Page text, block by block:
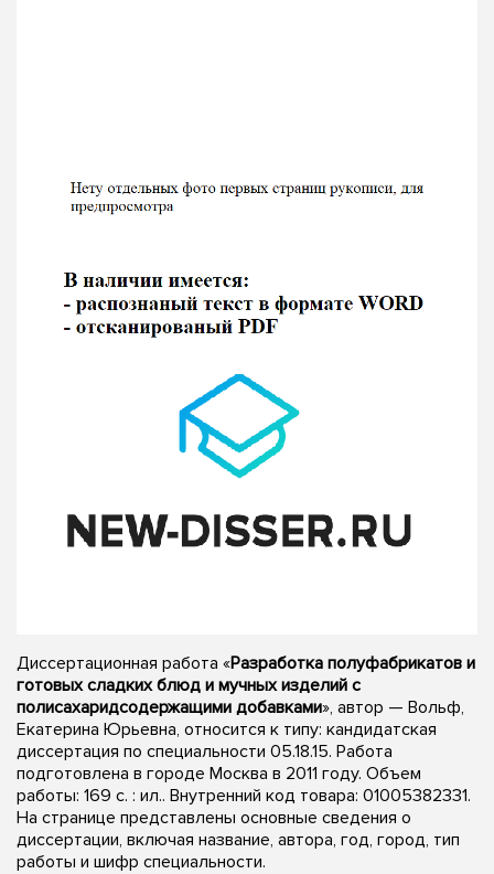
Диссертационная работа «Разработка полуфабрикатов и
готовых сладких блюд и мучных изделий с
полисахаридсодержащими добавками», автор — Вольф,
Екатерина Юрьевна, относится к типу: кандидатская
диссертация по специальности 05.18.15. Работа
подготовлена в городе Москва в 2011 году. Объем
работы: 169 с. : ил.. Внутренний код товара: 01005382331.
На странице представлены основные сведения о
диссертации, включая название, автора, год, город, тип
работы и шифр специальности.